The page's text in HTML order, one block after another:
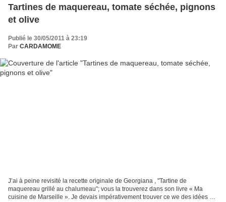
Tartines de maquereau, tomate séchée, pignons
et olive
Publié le 30/05/2011 à 23:19
Par CARDAMOME
J’ai à peine revisité la recette originale de Georgiana , "Tartine de
maquereau grillé au chalumeau"; vous la trouverez dans son livre « Ma
cuisine de Marseille ». Je devais impérativement trouver ce we des idées de